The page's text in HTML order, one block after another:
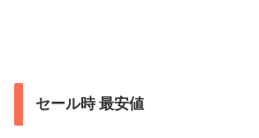
セール時 最安値